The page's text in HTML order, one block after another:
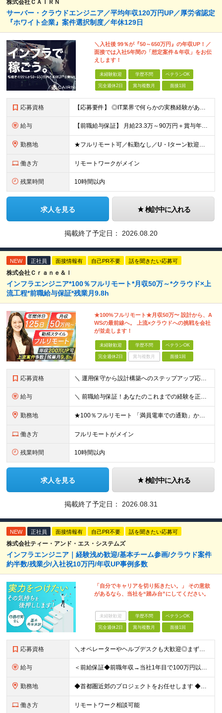
株式会社ＣＡＩＲＮ
サーバー・クラウドエンジニア／平均年収120万円UP／厚労省認定
『ホワイト企業』案件選択制度／年休129日
＼入社後 99％が『50～650万円』の年収UP！／
面接では入社5年間の「想定案件＆年収」をお伝
えします！
未経験歓迎 学歴不問 ベテランOK
完全週休2日 賞与複数月 面接1回
応募資格 【応募要件】 ◎IT業界で何らかの実務経験がある方 └2～3ヶ月の実務経験のある方は歓迎します！ 例）PCキッティングやモバイル通信基地局の業務経験者など インフラエンジニアとして経験のある方は、
給与 【前職給与保証】 月給23.3万～90万円＋賞与年2回＋インセンティブ ★年収1000万円以上の実績あり！ ※上記月給には月20～30時間分（2万9,300円～21万7,900円）の固定残業代を含み
勤務地 ★フルリモート可／転勤なし／U・Iターン歓迎★ ◎勤務地は相談の上、ご自宅近くに調整します！ 【勤務地】 本社、または東京／埼玉／千葉／神奈川／愛知／仙台のクライアント先 ◎完全在宅（フルリモート）
働き方 リモートワークがメイン
残業時間 10時間以内
求人を見る 検討中に入れる
掲載終了予定日： 2026.08.20
NEW 正社員 面接情報有 自己PR不要 話を聞きたい応募可
株式会社Ｃｒａｎｅ＆Ｉ
インフラエンジニア*100％フルリモート*月収50万～*クラウド×上
流工程*前職給与保証*残業月9.8h
★100%フルリモート★月収50万〜 設計から、A
WSの最前線へ。 上流×クラウドへの挑戦を会社
が並走します！
未経験歓迎 学歴不問 ベテランOK
完全週休2日 賞与複数月 面接1回
応募資格 ＼ 運用保守から設計構築へのステップアップ応援！ ／ ★学歴・分野不問（運用保守経験のみでも歓迎） ★「設計・構築に挑戦したい」「市場価値を高めたい」という意欲を重視！ ┗豊富な案件（SIer直下など
給与 ＼ 前職給与保証！あなたのこれまでの経験を正当評価 ／ ★月収50万円～スタート！【年俸600万～1,162万8,000円（12分割）】 ――「頑張りが給与に直結しない…」そんな不満とは無縁の環境で
勤務地 ★100％フルリモート 「満員電車での通勤」から卒業できます！ ★転勤なし 【本社】 東京都新宿区神楽坂1-2 研究社英語センタービル3階 本社またはプロジェクト先にて勤務いただきます！ ※プロジ
働き方 フルリモートがメイン
残業時間 10時間以内
求人を見る 検討中に入れる
掲載終了予定日： 2026.08.31
NEW 正社員 面接情報有 自己PR不要 話を聞きたい応募可
株式会社ティー・アンド・エス・システムズ
インフラエンジニア｜経験浅め歓迎/基本チーム参画/クラウド案件
約半数/残業少/入社祝10万円/年収UP事例多数
「自分でキャリアを切り拓きたい。」 その意欲
があるなら、当社を“踏み台”にしてください。
未経験歓迎 学歴不問 ベテランOK
完全週休2日 賞与複数月 面接1回
応募資格 ＼オペレーターやヘルプデスクも大歓迎◎まずはご応募ください／ ◆学歴不問 ◆IT業界での勤務経験がある方（職種・年数不問） ┗例：オペレーター、ヘルプデスク、開発からインフラ領域へのシフト、スク
給与 ＜前給保証◆前職年収→当社1年目で100万円以上アップ実績あり◆基本的に全員毎年昇給＞ 月給45万円（固定残業代：30時間分/85,470円）※PM/PL/PMO経験2年以上 月給36万円（固定残業
勤務地 ◆首都圏近郊のプロジェクトをお任せします ◆転勤なし ◆自社オフィスで働ける案件もございます 【本社】 東京都中央区日本橋小伝馬町1-1 日本橋末広ビル6階 ※変更の範囲：上記を除く当社関連勤務地
働き方 リモートワーク相談可能